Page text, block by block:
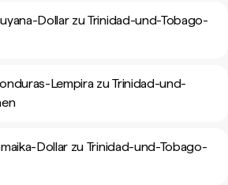
Dollar zu Trinidad-und-Tobago-
Lempira zu Trinidad-und-
Dollar zu Trinidad-und-Tobago-